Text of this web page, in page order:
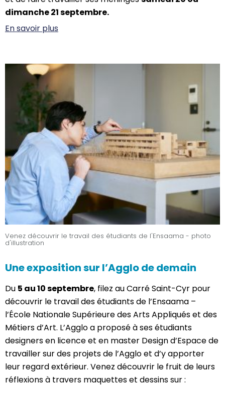
dimanche 21 septembre.
En savoir plus
Venez découvrir le travail des étudiants de l'Ensaama - photo
d'illustration
Une exposition sur l’Agglo de demain
Du 5 au 10 septembre, filez au Carré Saint-Cyr pour
découvrir le travail des étudiants de l’Ensaama –
l’École Nationale Supérieure des Arts Appliqués et des
Métiers d’Art. L’Agglo a proposé à ses étudiants
designers en licence et en master Design d’Espace de
travailler sur des projets de l’Agglo et d’y apporter
leur regard extérieur. Venez découvrir le fruit de leurs
réflexions à travers maquettes et dessins sur :